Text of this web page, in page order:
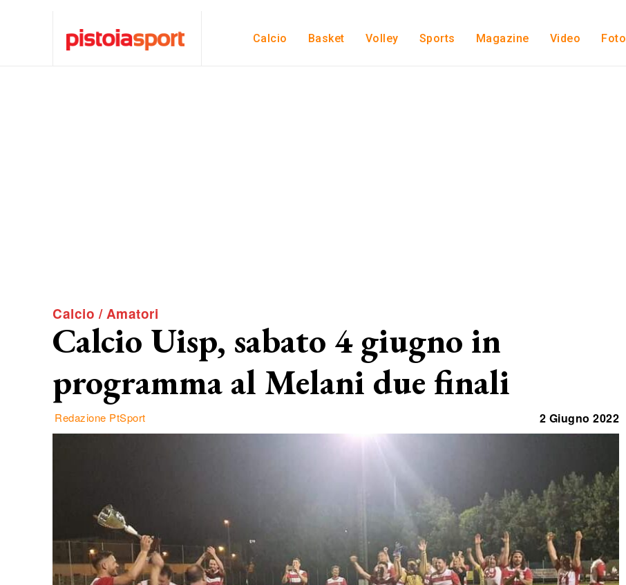
Calcio Basket Volley Sports Magazine Video Foto
Calcio / Amatori
Calcio Uisp, sabato 4 giugno in
programma al Melani due finali
Redazione PtSport 2 Giugno 2022